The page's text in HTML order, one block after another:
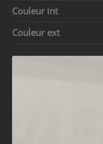
Couleur int
Couleur ext